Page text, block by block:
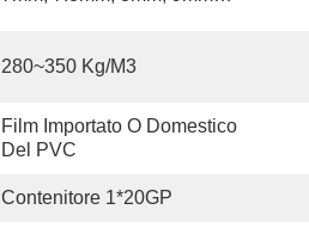
280~350 Kg/m3
Film Importato O Domestico
Del PVC
Contenitore 1*20GP